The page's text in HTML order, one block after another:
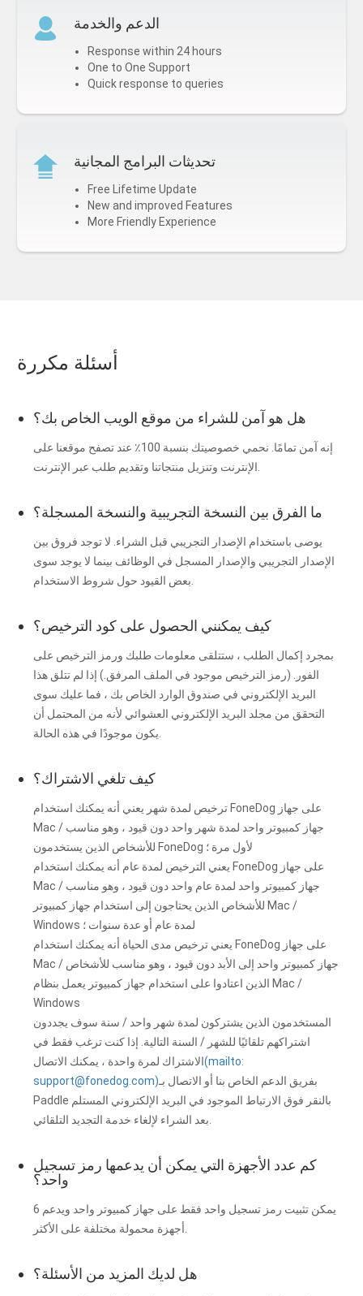
الدعم والخدمة
Response within 24 hours
One to One Support
Quick response to queries
تحديثات البرامج المجانية
Free Lifetime Update
New and improved Features
More Friendly Experience
أسئلة مكررة
هل هو آمن للشراء من موقع الويب الخاص بك؟
إنه آمن تمامًا. نحمي خصوصيتك بنسبة 100٪ عند تصفح موقعنا على
ما الفرق بين النسخة التجريبية والنسخة المسجلة؟
يوصى باستخدام الإصدار التجريبي قبل الشراء. لا توجد فروق بين
الإصدار التجريبي والإصدار المسجل في الوظائف بينما لا يوجد سوى
كيف يمكنني الحصول على كود الترخيص؟
بمجرد إكمال الطلب ، ستتلقى معلومات طلبك ورمز الترخيص على
الفور. (رمز الترخيص موجود في الملف المرفق.) إذا لم تتلق هذا
البريد الإلكتروني في صندوق الوارد الخاص بك ، فما عليك سوى
التحقق من مجلد البريد الإلكتروني العشوائي لأنه من المحتمل أن
كيف تلغي الاشتراك؟
ترخيص لمدة شهر يعني أنه يمكنك استخدام FoneDog على جهاز
Mac / جهاز كمبيوتر واحد لمدة شهر واحد دون قيود ، وهو مناسب
للأشخاص الذين يستخدمون FoneDog لأول مرة ؛
يعني الترخيص لمدة عام أنه يمكنك استخدام FoneDog على جهاز
Mac / جهاز كمبيوتر واحد لمدة عام واحد دون قيود ، وهو مناسب
للأشخاص الذين يحتاجون إلى استخدام جهاز كمبيوتر Mac /
Windows لمدة عام أو عدة سنوات ؛
يعني ترخيص مدى الحياة أنه يمكنك استخدام FoneDog على جهاز
Mac / جهاز كمبيوتر واحد إلى الأبد دون قيود ، وهو مناسب للأشخاص
الذين اعتادوا على استخدام جهاز كمبيوتر يعمل بنظام Mac /
Windows
المستخدمون الذين يشتركون لمدة شهر واحد / سنة سوف يجددون
اشتراكهم تلقائيًا للشهر / السنة التالية. إذا كنت ترغب فقط في
الاشتراك لمرة واحدة ، يمكنك الاتصال(mailto:
support@fonedog.com)بفريق الدعم الخاص بنا أو الاتصال بـ
Paddle بالنقر فوق الارتباط الموجود في البريد الإلكتروني المستلم
كم عدد الأجهزة التي يمكن أن يدعمها رمز تسجيل
واحد؟
يمكن تثبيت رمز تسجيل واحد فقط على جهاز كمبيوتر واحد ويدعم 6
هل لديك المزيد من الأسئلة؟